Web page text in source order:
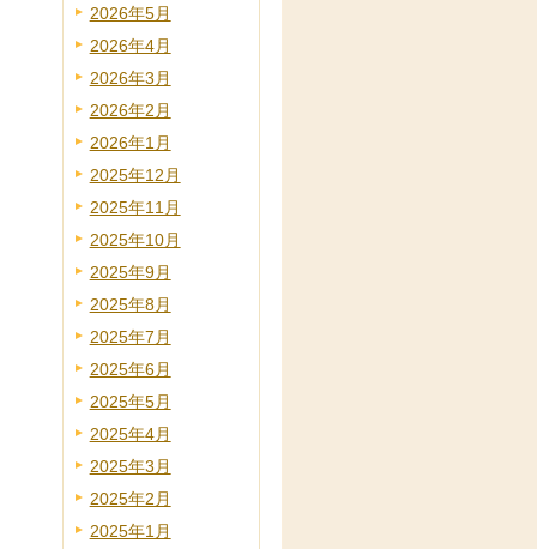
2026年5月
2026年4月
2026年3月
2026年2月
2026年1月
2025年12月
2025年11月
2025年10月
2025年9月
2025年8月
2025年7月
2025年6月
2025年5月
2025年4月
2025年3月
2025年2月
2025年1月